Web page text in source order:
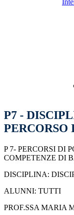
P7 -
P 7- PERCORSI DI
COMPETENZE DI
DISCIPLINA:
ALUNNI: TUTTI
PROF.SSA MARIA